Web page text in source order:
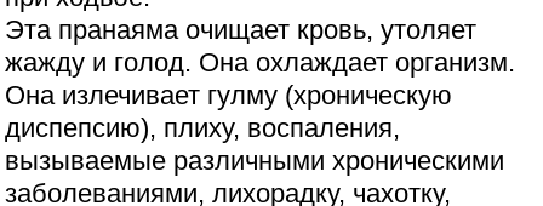
Эта пранаяма очищает кровь, утоляет
жажду и голод. Она охлаждает организм.
Она излечивает гулму (хроническую
диспепсию), плиху, воспаления,
вызываемые различными хроническими
заболеваниями, лихорадку, чахотку,